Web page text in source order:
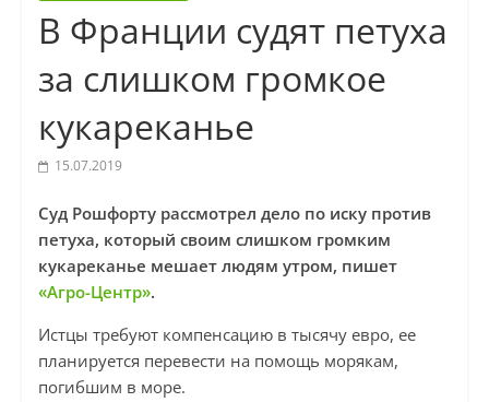
В Франции судят петуха
за слишком громкое
кукареканье
15.07.2019
Суд Рошфорту рассмотрел дело по иску против
петуха, который своим слишком громким
кукареканье мешает людям утром, пишет
«Агро-Центр».
Истцы требуют компенсацию в тысячу евро, ее
планируется перевести на помощь морякам,
погибшим в море.